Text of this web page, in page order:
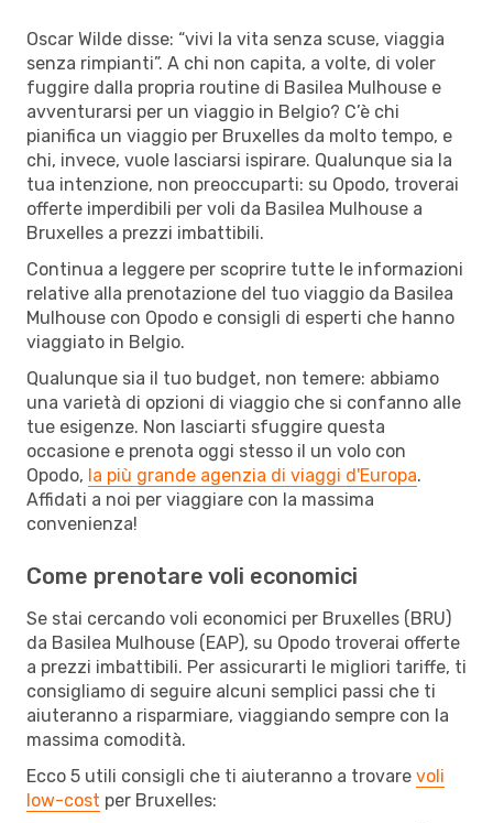
Oscar Wilde disse: “vivi la vita senza scuse, viaggia
senza rimpianti”. A chi non capita, a volte, di voler
fuggire dalla propria routine di Basilea Mulhouse e
avventurarsi per un viaggio in Belgio? C’è chi
pianifica un viaggio per Bruxelles da molto tempo, e
chi, invece, vuole lasciarsi ispirare. Qualunque sia la
tua intenzione, non preoccuparti: su Opodo, troverai
offerte imperdibili per voli da Basilea Mulhouse a
Bruxelles a prezzi imbattibili.
Continua a leggere per scoprire tutte le informazioni
relative alla prenotazione del tuo viaggio da Basilea
Mulhouse con Opodo e consigli di esperti che hanno
viaggiato in Belgio.
Qualunque sia il tuo budget, non temere: abbiamo
una varietà di opzioni di viaggio che si confanno alle
tue esigenze. Non lasciarti sfuggire questa
occasione e prenota oggi stesso il un volo con
Opodo, la più grande agenzia di viaggi d'Europa.
Affidati a noi per viaggiare con la massima
convenienza!
Come prenotare voli economici
Se stai cercando voli economici per Bruxelles (BRU)
da Basilea Mulhouse (EAP), su Opodo troverai offerte
a prezzi imbattibili. Per assicurarti le migliori tariffe, ti
consigliamo di seguire alcuni semplici passi che ti
aiuteranno a risparmiare, viaggiando sempre con la
massima comodità.
Ecco 5 utili consigli che ti aiuteranno a trovare voli
low-cost per Bruxelles: